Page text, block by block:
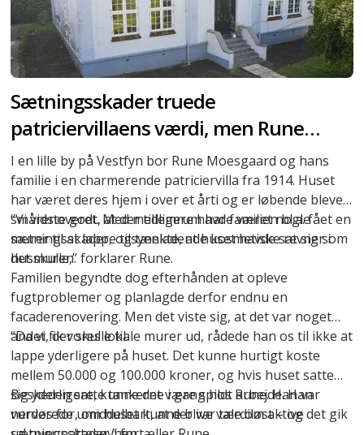
Sætningsskader truede
patriciervillaens værdi, men Rune
fandt løsningen
I en lille by på Vestfyn bor Rune Moesgaard og hans
familie i en charmerende patriciervilla fra 1914. Huset
har været deres hjem i over et årti og er løbende blevet
smårenoveret. Med mellemrum har familien bl.a. fået en
murer til at lappe tilsyneladende kosmetiske revner i
husmuren.
“Vi vidste godt, at der tidligere havde været nogle
sætningsskader, og tænkte, at huset havde sat sig som
det skulle,” forklarer Rune.
Familien begyndte dog efterhånden at opleve
fugtproblemer og planlagde derfor endnu en
facaderenovering. Men det viste sig, at det var noget
andet, der skulle til.
“Da vi fik vores lokale murer ud, rådede han os til ikke at
lappe yderligere på huset. Det kunne hurtigt koste
mellem 50.000 og 100.000 kroner, og hvis huset satte
sig yderligere, kunne det være spildt arbejde. Han
vurderede umiddelbart, at der var tale om aktive
Beskeden satte tankerne i gang hos Rune. Han var
nervøs for, om huset kunne blive værdiløst – og det gik